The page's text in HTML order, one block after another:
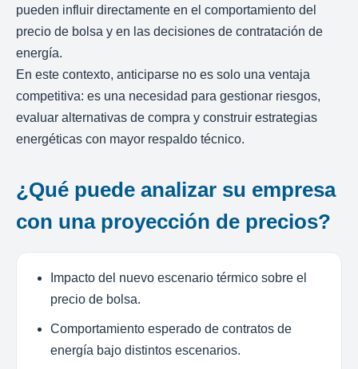
pueden influir directamente en el comportamiento del
precio de bolsa y en las decisiones de contratación de
energía.
En este contexto, anticiparse no es solo una ventaja
competitiva: es una necesidad para gestionar riesgos,
evaluar alternativas de compra y construir estrategias
energéticas con mayor respaldo técnico.
¿Qué puede analizar su empresa
con una proyección de precios?
Impacto del nuevo escenario térmico sobre el
precio de bolsa.
Comportamiento esperado de contratos de
energía bajo distintos escenarios.